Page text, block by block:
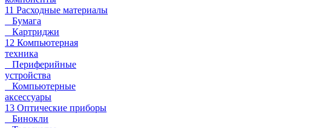
11 Расходные материалы
Бумага
Картриджи
12 Компьютерная
техника
Периферийные
устройства
Компьютерные
аксессуары
13 Оптические приборы
Бинокли